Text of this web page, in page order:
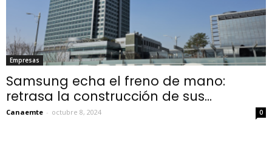
Empresas
Samsung echa el freno de mano:
retrasa la construcción de sus...
Canaemte - octubre 8, 2024 0